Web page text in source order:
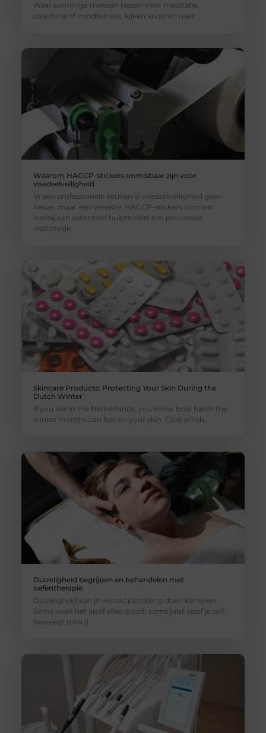
Waar sommige mensen kiezen voor meditatie,
coaching of mindfulness, kijken anderen naar
Waarom HACCP-stickers onmisbaar zijn voor
voedselveiligheid
In een professionele keuken is voedselveiligheid geen
keuze, maar een vereiste. HACCP-stickers vormen
hierbij een essentieel hulpmiddel om processen
inzichtelijk
Skincare Products: Protecting Your Skin During the
Dutch Winter
If you live in the Netherlands, you know how harsh the
winter months can feel on your skin. Cold winds,
Duizeligheid begrijpen en behandelen met
oefentherapie
Duizeligheid kan je wereld plotseling doen kantelen.
Soms voelt het alsof alles draait, soms juist alsof je zelf
beweegt terwijl